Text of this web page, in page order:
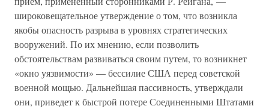
широковещательное утверждение о том, что возникла
якобы опасность разрыва в уровнях стратегических
вооружений. По их мнению, если позволить
обстоятельствам развиваться своим путем, то возникнет
«окно уязвимости» — бессилие США перед советской
военной мощью. Дальнейшая пассивность, утверждали
они, приведет к быстрой потере Соединенными Штатами